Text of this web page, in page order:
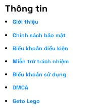
Thông tin
Giới thiệu
Chính sách bảo mật
Điều khoản điều kiện
Miễn trừ trách nhiệm
Điều khoản sử dụng
DMCA
Geto Lego